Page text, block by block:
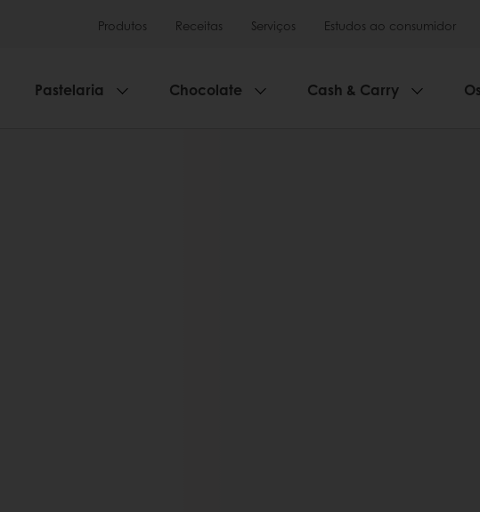
Produtos Receitas Serviços Estudos ao consumidor
Pastelaria Chocolate Cash & Carry